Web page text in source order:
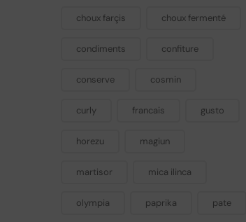
choux farçis choux fermenté
condiments confiture
conserve cosmin
curly francais gusto
horezu magiun
martisor mica ilinca
olympia paprika pate